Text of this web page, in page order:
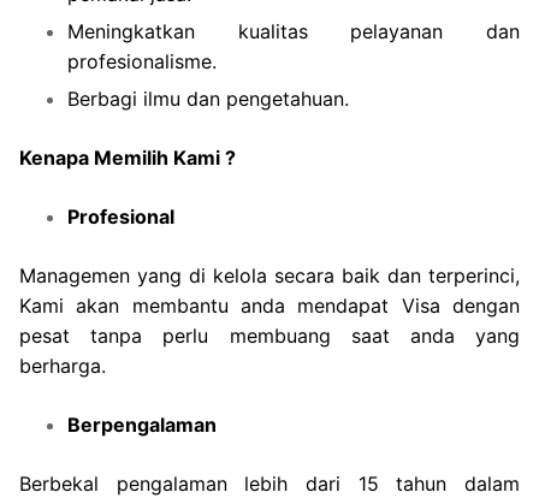
Meningkatkan kualitas pelayanan dan
profesionalisme.
Berbagi ilmu dan pengetahuan.
Kenapa Memilih Kami ?
Profesional
Managemen yang di kelola secara baik dan terperinci,
Kami akan membantu anda mendapat Visa dengan
pesat tanpa perlu membuang saat anda yang
berharga.
Berpengalaman
Berbekal pengalaman lebih dari 15 tahun dalam